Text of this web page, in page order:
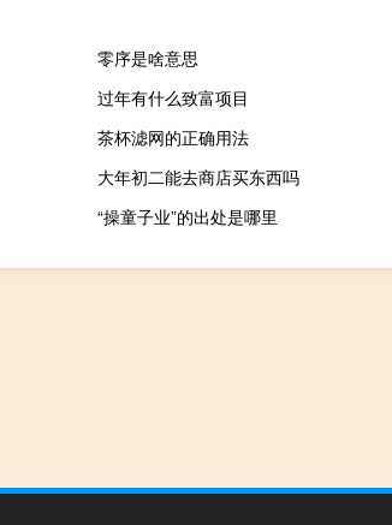
零序是啥意思
过年有什么致富项目
茶杯滤网的正确用法
大年初二能去商店买东西吗
“操童子业”的出处是哪里